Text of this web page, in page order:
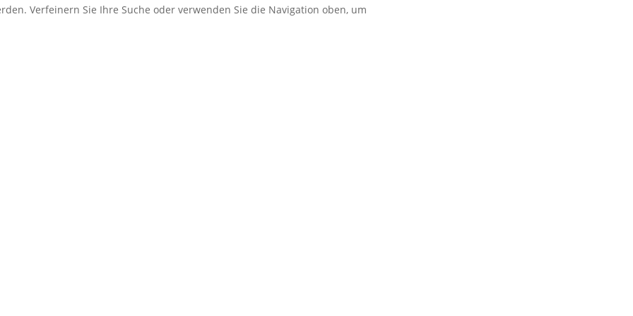
Verfeinern Sie Ihre Suche oder verwenden Sie die Navigation oben, um